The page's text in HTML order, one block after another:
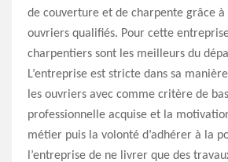
de couverture et de charpente grâce à
ouvriers qualifiés. Pour cette
charpentiers sont les meilleurs du
L’entreprise est stricte dans sa
les ouvriers avec comme critère de
professionnelle acquise et la
métier puis la volonté d’adhérer à la
l’entreprise de ne livrer que des